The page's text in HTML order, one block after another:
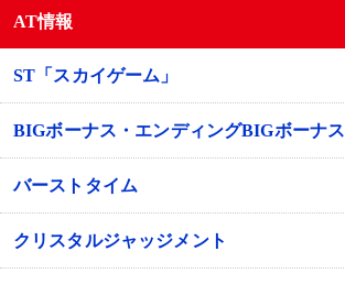
AT情報
ST「スカイゲーム」
BIGボーナス・エンディングBIGボーナス
バーストタイム
クリスタルジャッジメント